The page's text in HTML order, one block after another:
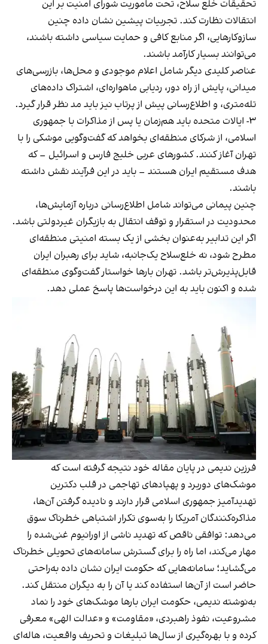
تحقیقات خلع سلاح، تحت ماموریت شورای امنیت بر این
انتقالات نظارت کند. تجربیات پیشین نشان داده چنین
سازوکارهایی، اگر منابع کافی و حمایت سیاسی داشته باشند،
می‌توانند بسیار کارآمد باشند.
عناصر کلیدی دیگر شامل اعلام موجودی و محل‌ها، بازرسی‌های
میدانی، پایش از راه دور، ردیابی ماهواره‌ای، اشتراک داده‌های
تله‌متری، و اطلاع‌رسانی پیش از پرتاب نیز باید مد نظر قرار گیرد.
۳- ایالات متحده باید هم‌زمان یا پس از مذاکرات با جمهوری
اسلامی، از شرکای منطقه‌ای بخواهد که گفت‌وگویی موشکی را با
تهران آغاز کنند. کشورهای عربی خلیج فارس و اسرائیل – که
هدف مستقیم ایران هستند – باید در این فرآیند نقش داشته
باشند.
چنین پیمانی می‌تواند شامل اطلاع‌رسانی درباره آزمایش‌ها،
محدودیت در استقرار و توقف انتقال به بازیگران غیردولتی باشد.
اگر این تدابیر به‌عنوان بخشی از یک بسته امنیتی منطقه‌ای
مطرح شود، نه خلع‌سلاح یک‌جانبه، شاید برای رهبران ایران
قابل‌پذیرش‌تر باشد. تهران بارها خواستار گفت‌وگوی منطقه‌ای
شده و اکنون باید به این درخواست‌ها پاسخ عملی دهد.
فرزین ندیمی در پایان مقاله خود نتیجه گرفته است که
موشک‌های دوربرد و پهپادهای تهاجمی در قلب دکترین
تهدیدآمیز جمهوری اسلامی قرار دارند و نادیده گرفتن آن‌ها،
مذاکره‌کنندگان آمریکا را به‌سوی تکرار اشتباهی خطرناک سوق
می‌دهد: توافقی ناقص که تهدید ناشی از اورانیوم غنی‌شده را
مهار می‌کند، اما راه را برای گسترش سامانه‌های تحویلی خطرناک
می‌گشاید؛ سامانه‌هایی که حکومت ایران نشان داده به‌راحتی
حاضر است از آن‌ها استفاده کند یا آن را به دیگران منتقل کند.
به‌نوشته ندیمی، حکومت ایران بارها موشک‌های خود را نماد
مشروعیت، نفوذ راهبردی، «مقاومت» و «عدالت الهی» معرفی
کرده و با بهره‌گیری از سال‌ها تبلیغات و تحریف واقعیت، هاله‌ای